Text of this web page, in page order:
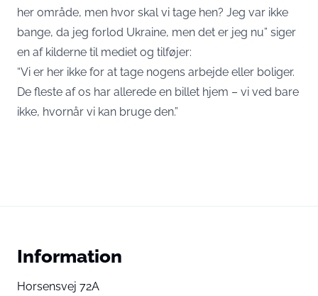
her område, men hvor skal vi tage hen? Jeg var ikke
bange, da jeg forlod Ukraine, men det er jeg nu” siger
en af kilderne til mediet og tilføjer:
“Vi er her ikke for at tage nogens arbejde eller boliger.
De fleste af os har allerede en billet hjem – vi ved bare
ikke, hvornår vi kan bruge den.”
Information
Horsensvej 72A